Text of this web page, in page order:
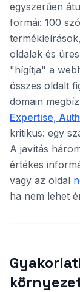
egyszerűen
formái: 100
oldalak és üres
"hígítja" a
összes oldalt
domain
Expertise,
kritikus: egy
A javítás
értékes
vagy az oldal
ha nem lehet